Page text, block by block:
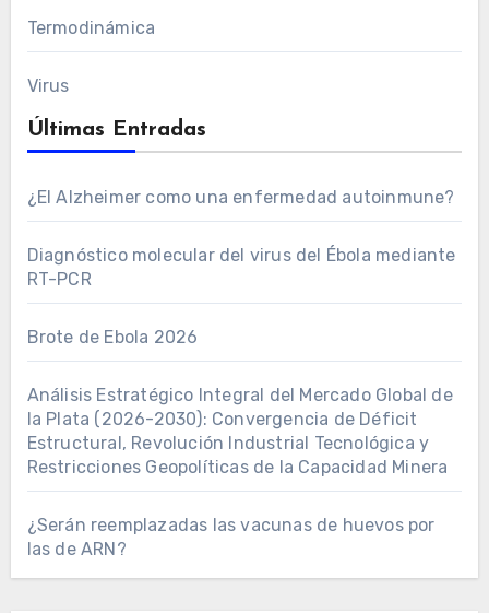
Termodinámica
Virus
Últimas Entradas
¿El Alzheimer como una enfermedad autoinmune?
Diagnóstico molecular del virus del Ébola mediante
RT-PCR
Brote de Ebola 2026
Análisis Estratégico Integral del Mercado Global de
la Plata (2026-2030): Convergencia de Déficit
Estructural, Revolución Industrial Tecnológica y
Restricciones Geopolíticas de la Capacidad Minera
¿Serán reemplazadas las vacunas de huevos por
las de ARN?